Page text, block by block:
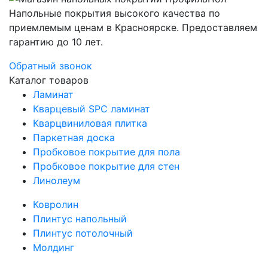
Напольные покрытия высокого качества по
приемлемым ценам в Красноярске. Предоставляем
гарантию до 10 лет.
Обратный звонок
Каталог товаров
Ламинат
Кварцевый SPC ламинат
Кварцвиниловая плитка
Паркетная доска
Пробковое покрытие для пола
Пробковое покрытие для стен
Линолеум
Ковролин
Плинтус напольный
Плинтус потолочный
Молдинг